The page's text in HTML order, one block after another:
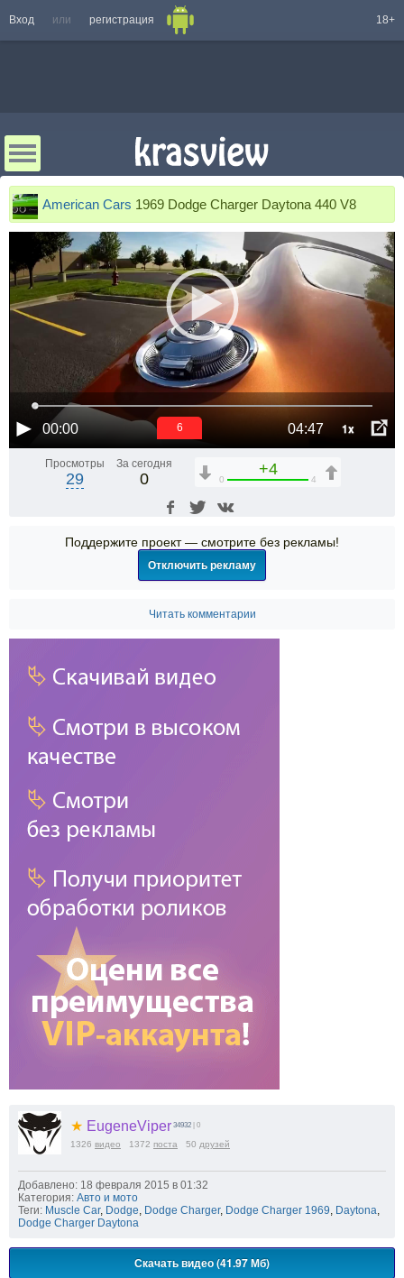
Вход или регистрация 18+
American Cars 1969 Dodge Charger Daytona 440 V8
00:00 04:47 1x
6
Просмотры
29
За сегодня
0
+4
0 4
Поддержите проект — смотрите без рекламы!
Отключить рекламу
Читать комментарии
★ EugeneViper 34932 | 0
1326 видео 1372 поста 50 друзей
Добавлено: 18 февраля 2015 в 01:32
Категория: Авто и мото
Теги: Muscle Car, Dodge Dodge Charger, Dodge Charger 1969 Daytona
Dodge Charger Daytona
Скачать видео (41.97 Мб)